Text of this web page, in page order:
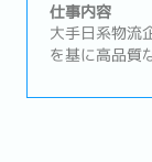
仕事内容
大手日系物流
を基に高品質
す。・インボ